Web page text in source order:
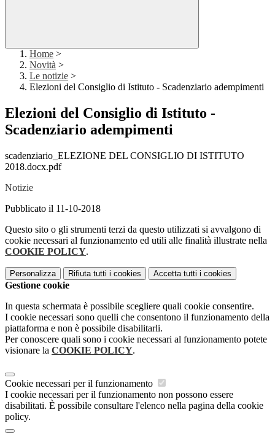
Home >
Novità >
Le notizie >
Elezioni del Consiglio di Istituto - Scadenziario adempimenti
Elezioni del Consiglio di Istituto -
Scadenziario adempimenti
scadenziario_ELEZIONE DEL CONSIGLIO DI ISTITUTO
2018.docx.pdf
Notizie
Pubblicato il 11-10-2018
Questo sito o gli strumenti terzi da questo utilizzati si avvalgono di
cookie necessari al funzionamento ed utili alle finalità illustrate nella
COOKIE POLICY.
Personalizza Rifiuta tutti i cookies Accetta tutti i cookies
Gestione cookie
In questa schermata è possibile scegliere quali cookie consentire.
I cookie necessari sono quelli che consentono il funzionamento della
piattaforma e non è possibile disabilitarli.
Per conoscere quali sono i cookie necessari al funzionamento potete
visionare la COOKIE POLICY.
Cookie necessari per il funzionamento
I cookie necessari per il funzionamento non possono essere
disabilitati. È possibile consultare l'elenco nella pagina della cookie
policy.